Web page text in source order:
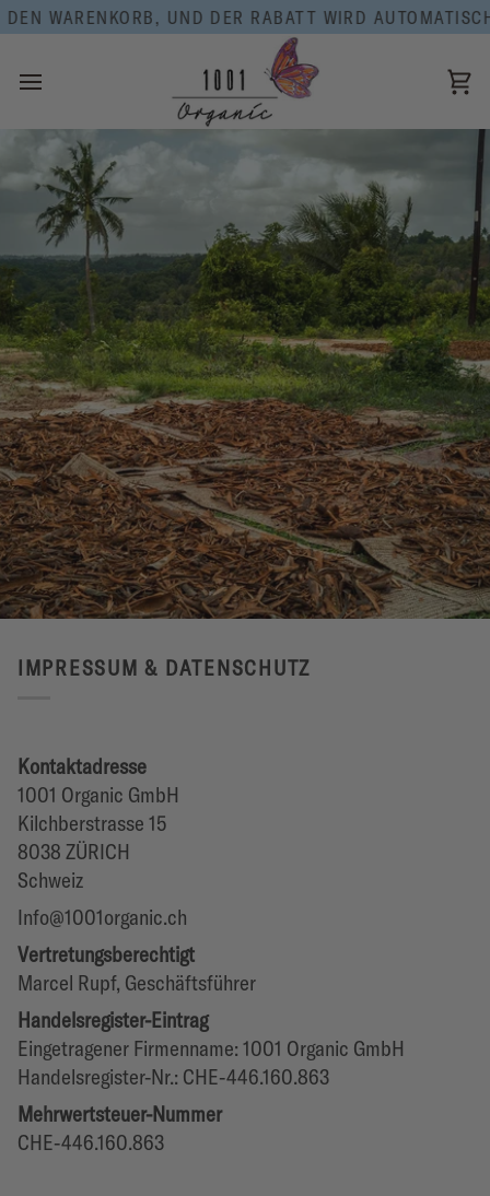
Direkt
zum
UND DER RABATT WIRD AUTOMATISCH
IMPRESSUM & DATENSCHUTZ
Kontaktadresse
1001 Organic GmbH
Kilchberstrasse 15
8038 ZÜRICH
Schweiz
Info@1001organic.ch
Vertretungsberechtigt
Marcel Rupf, Geschäftsführer
Handelsregister-Eintrag
Eingetragener Firmenname: 1001 Organic GmbH
Handelsregister-Nr.: CHE-446.160.863
Mehrwertsteuer-Nummer
CHE-446.160.863